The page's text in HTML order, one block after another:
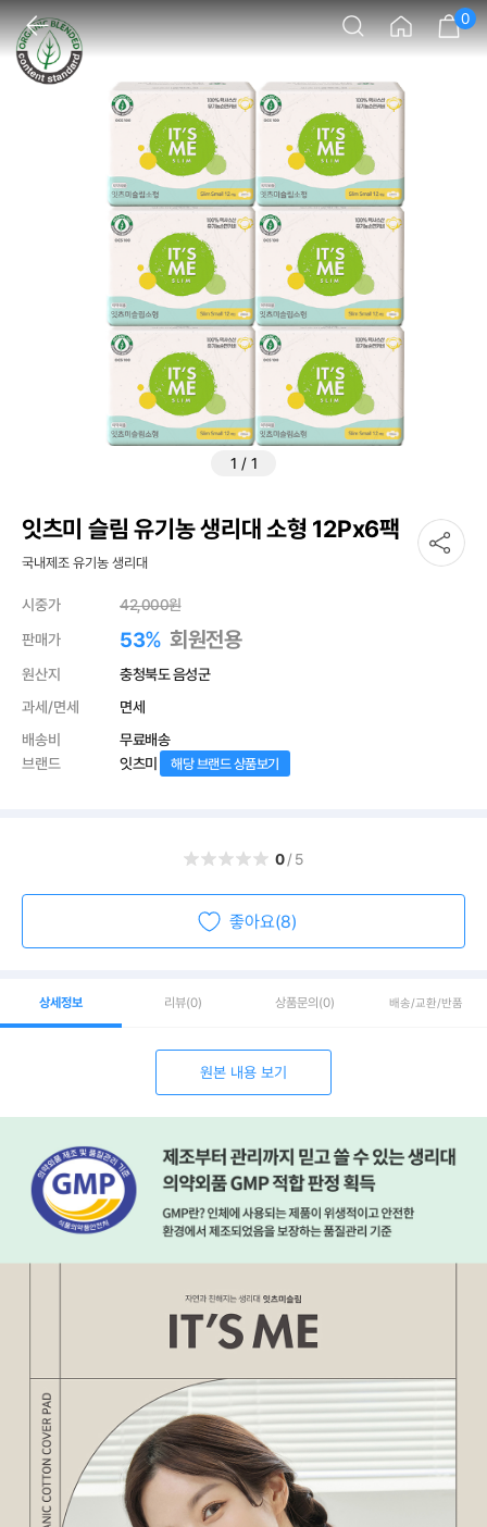
0
1 / 1
잇츠미 슬림 유기농 생리대 소형 12Px6팩
국내제조 유기농 생리대
시중가 42,000원
판매가
53% 회원전용
원산지
충청북도 음성군
과세/면세
면세
배송비
무료배송
브랜드
잇츠미 해당 브랜드 상품보기
0/5
좋아요(8)
상세정보 리뷰(0) 상품문의 (0) 배송/교환/반품
원본 내용 보기